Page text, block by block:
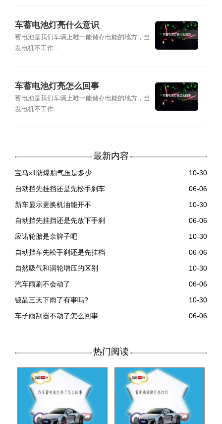
车蓄电池灯亮什么意识
蓄电池是我们车辆上唯一能储存电能的地方，当
发电机不工作...
车蓄电池灯亮怎么回事
蓄电池是我们车辆上唯一能储存电能的地方，当
发电机不工作...
最新内容
宝马x1防爆胎气压是多少
10-30
自动挡先挂挡还是先松手刹车
06-06
新车显示更换机油能开不
10-30
自动挡先挂挡还是先放下手刹
06-06
应诺轮胎是杂牌子吧
10-30
自动挡车先松手刹还是先挂档
06-06
自然吸气和涡轮增压的区别
10-30
汽车雨刷不会动了
06-06
镀晶三天下雨了有事吗?
10-30
车子雨刮器不动了怎么回事
06-06
热门阅读